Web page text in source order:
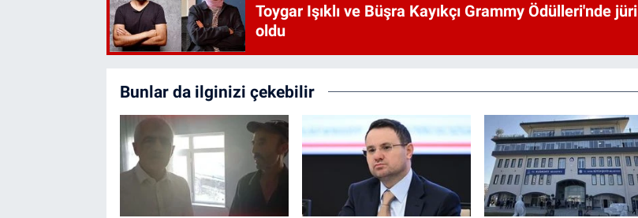
Toygar Işıklı ve Büşra Kayıkçı Grammy Ödülleri'nde jüri
oldu
Bunlar da ilginizi çekebilir